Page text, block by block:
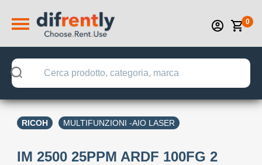
0
RICOH MULTIFUNZIONI -AIO LASER
IM 2500 25PPM ARDF 100FG 2